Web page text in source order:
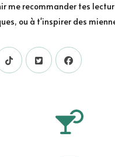
me recommander tes
ou à t'inspirer des